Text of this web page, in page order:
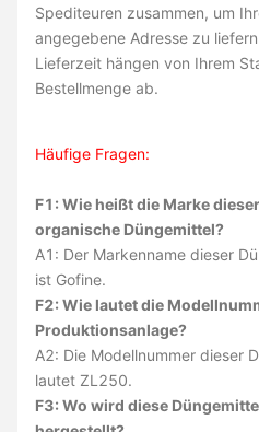
Spediteuren zusammen, um
angegebene Adresse zu
Lieferzeit hängen von Ihrem
Bestellmenge ab.
Häufige Fragen:
F1: Wie heißt die Marke
organische Düngemittel?
A1: Der Markenname dieser
ist Gofine.
F2: Wie lautet die
Produktionsanlage?
A2: Die Modellnummer dieser
lautet ZL250.
F3: Wo wird diese